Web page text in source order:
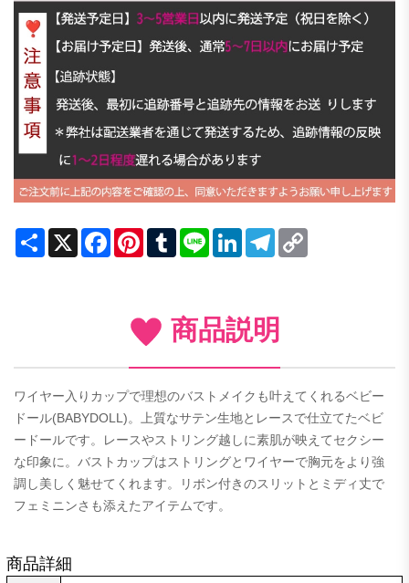
Share X FacebookPinterestTumblrLine LinkedInTelegram
商品説明
ワイヤー入りカップで理想のバストメイクも叶えてくれるベビー
ドール(BABYDOLL)。上質なサテン生地とレースで仕立てたベビ
ードールです。レースやストリング越しに素肌が映えてセクシー
な印象に。バストカップはストリングとワイヤーで胸元をより強
調し美しく魅せてくれます。リボン付きのスリットとミディ丈で
フェミニンさも添えたアイテムです。
商品詳細